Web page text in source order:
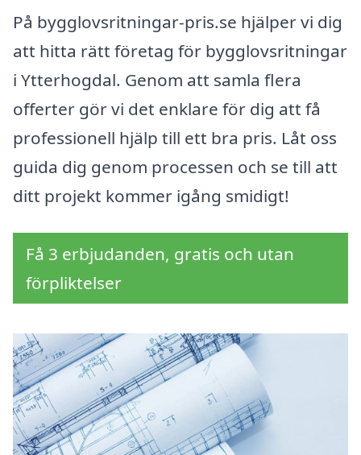
På bygglovsritningar-pris.se hjälper vi dig
att hitta rätt företag för bygglovsritningar
i Ytterhogdal. Genom att samla flera
offerter gör vi det enklare för dig att få
professionell hjälp till ett bra pris. Låt oss
guida dig genom processen och se till att
ditt projekt kommer igång smidigt!
Få 3 erbjudanden, gratis och utan
förpliktelser